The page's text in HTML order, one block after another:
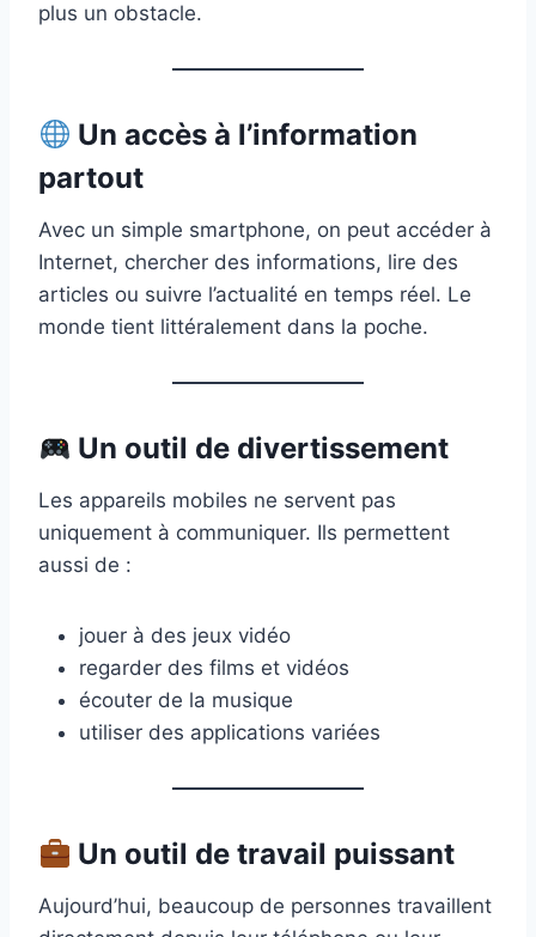
plus un obstacle.
Un accès à l’information
partout
Avec un simple smartphone, on peut accéder à
Internet, chercher des informations, lire des
articles ou suivre l’actualité en temps réel. Le
monde tient littéralement dans la poche.
Un outil de divertissement
Les appareils mobiles ne servent pas
uniquement à communiquer. Ils permettent
aussi de :
jouer à des jeux vidéo
regarder des films et vidéos
écouter de la musique
utiliser des applications variées
Un outil de travail puissant
Aujourd’hui, beaucoup de personnes travaillent